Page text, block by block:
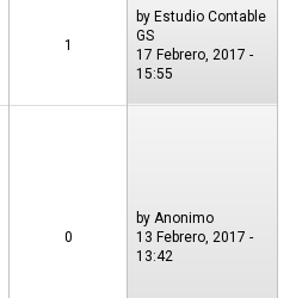
1
by Estudio Contable
GS
17 Febrero, 2017 -
15:55
0
by Anonimo
13 Febrero, 2017 -
13:42